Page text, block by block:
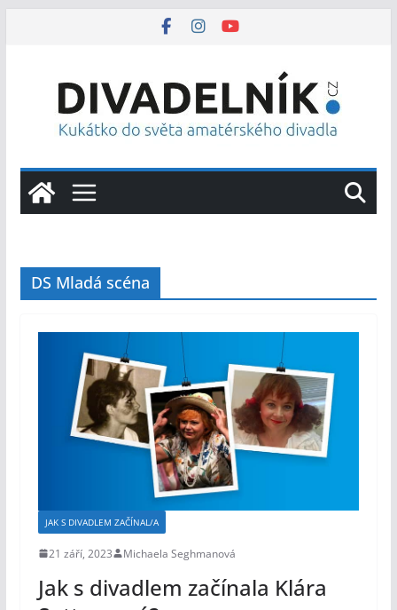
DS Mladá scéna
JAK S DIVADLEM ZAČÍNAL/A
21 září, 2023 Michaela Seghmanová
Jak s divadlem začínala Klára